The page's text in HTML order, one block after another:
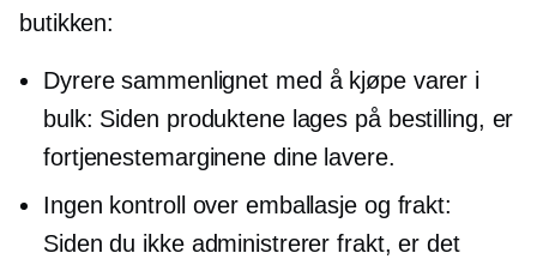
butikken:
Dyrere sammenlignet med å kjøpe varer i
bulk: Siden produktene lages på bestilling, er
fortjenestemarginene dine lavere.
Ingen kontroll over emballasje og frakt:
Siden du ikke administrerer frakt, er det